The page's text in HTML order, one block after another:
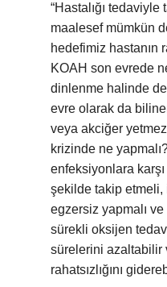
“Hastalığı
maalesef mümkün
hedefimiz hastanın
KOAH son evrede
dinlenme halinde
evre olarak da
veya akciğer
krizinde ne
enfeksiyonlara
şekilde takip
egzersiz yapmalı ve
sürekli oksijen
sürelerini azaltabilir
rahatsızlığını